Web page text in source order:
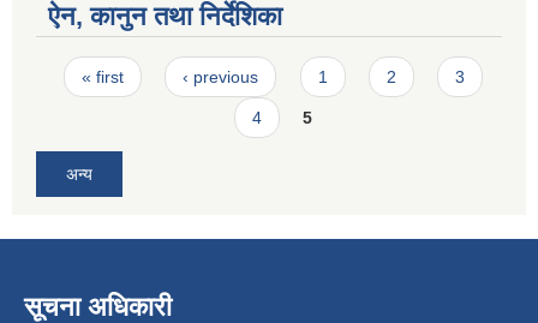
ऐन, कानुन तथा निर्देशिका
Pages
« first ‹ previous 1 2 3
4 5
अन्य
सूचना अधिकारी